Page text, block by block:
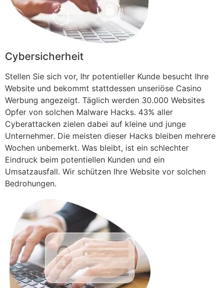
Cybersicherheit
Stellen Sie sich vor, Ihr potentieller Kunde besucht Ihre
Website und bekommt stattdessen unseriöse Casino
Werbung angezeigt. Täglich werden 30.000 Websites
Opfer von solchen Malware Hacks. 43% aller
Cyberattacken zielen dabei auf kleine und junge
Unternehmer. Die meisten dieser Hacks bleiben mehrere
Wochen unbemerkt. Was bleibt, ist ein schlechter
Eindruck beim potentiellen Kunden und ein
Umsatzausfall. Wir schützen Ihre Website vor solchen
Bedrohungen.